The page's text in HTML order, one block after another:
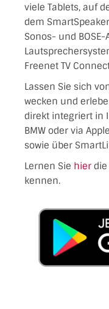
viele Tablets, auf
dem
Sonos- und
Freenet TV
Lassen Sie sich
wecken und
direkt integriert in
BMW oder via
sowie über
Lernen Sie hier
kennen.